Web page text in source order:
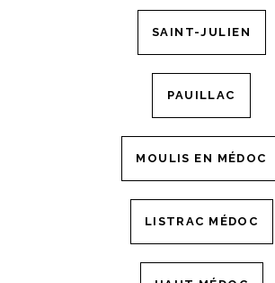
LISTRAC MÉDOC
MOULIS EN MÉDOC
PAUILLAC
SAINT-JULIEN